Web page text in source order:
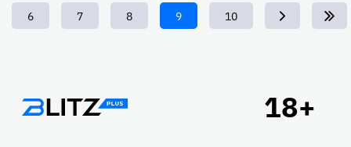
Page
6 Page
7 Page
8 Текущая
страница
9 Page
10
Подвал